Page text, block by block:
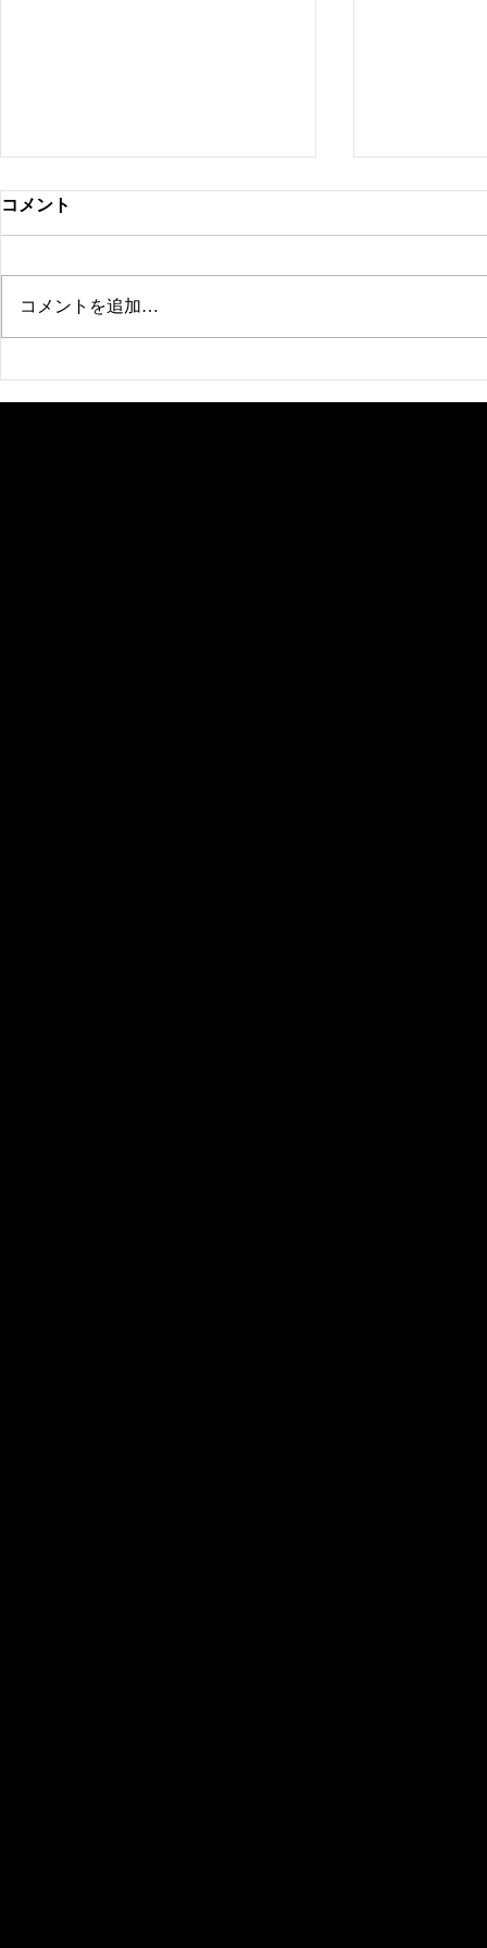
新ブランド「衣の棚」
場ありがと
コメント
コメントを追加…